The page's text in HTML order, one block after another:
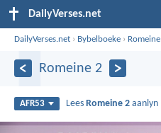
DailyVerses.net
DailyVerses.net › Bybelboeke › Romeine
Romeine 2
AFR53 Lees Romeine 2 aanlyn